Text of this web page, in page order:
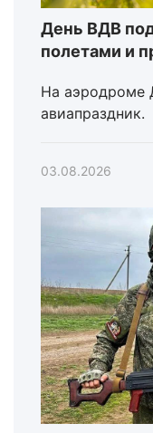
День ВДВ
полетами и
На аэродроме
авиапраздник.
03.08.2026